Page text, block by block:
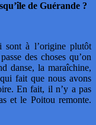
de Guérande ?
sont à l’origine plutôt
des choses qu’on
danse, la maraîchine,
fait que nous avons
En fait, il n’y a pas
et le Poitou remonte.